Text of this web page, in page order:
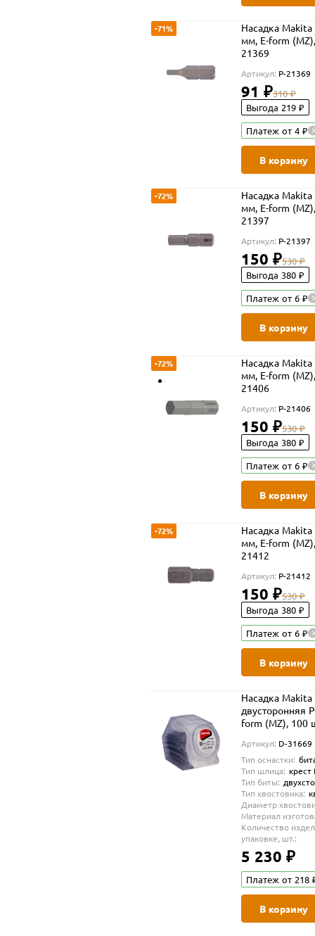
-71%
Насадка Makita
мм, E-form
21369
Артикул: P-21369
91 ₽310 ₽
Выгода 219 ₽
Платеж от 4 ₽
В корзину
-72%
Насадка Makita
мм, E-form
21397
Артикул: P-21397
150 ₽530 ₽
Выгода 380 ₽
Платеж от 6 ₽
В корзину
-72%
Насадка Makita
мм, E-form
21406
Артикул: P-21406
150 ₽530 ₽
Выгода 380 ₽
Платеж от 6 ₽
В корзину
-72%
Насадка Makita
мм, E-form
21412
Артикул: P-21412
150 ₽530 ₽
Выгода 380 ₽
Платеж от 6 ₽
В корзину
Насадка Makita
двусторонняя
form (MZ), 100
Артикул: D-31669
Тип оснастки:
Тип шлица: крест
Тип биты:
Тип хвостовика:
Диаметр
Материал
Количество
упаковке, шт.:
5 230 ₽
Платеж от 218
В корзину